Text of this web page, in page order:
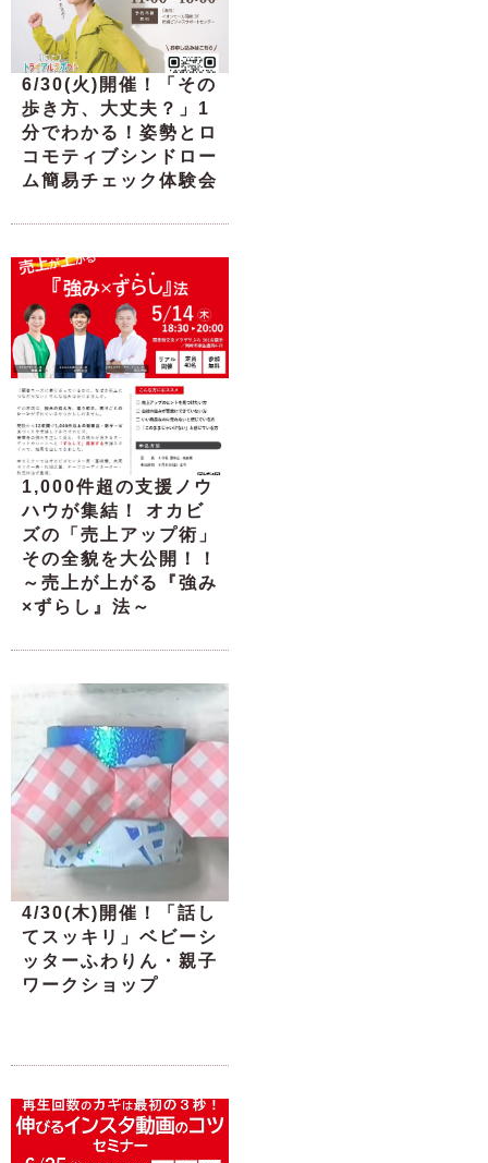
6/30(火)開催！「その
歩き方、大丈夫？」1
分でわかる！姿勢とロ
コモティブシンドロー
ム簡易チェック体験会
1,000件超の支援ノウ
ハウが集結！ オカビ
ズの「売上アップ術」
その全貌を大公開！！
～売上が上がる『強み
×ずらし』法～
4/30(木)開催！「話し
てスッキリ」ベビーシ
ッターふわりん・親子
ワークショップ